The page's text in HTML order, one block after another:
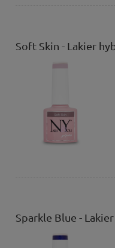
Soft Skin - Lakier
Sparkle Blue -